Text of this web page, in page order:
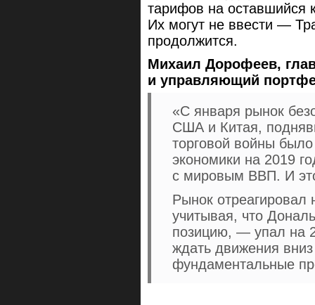
тарифов на оставшийся
Их могут не ввести —
продолжится.
Михаил Дорофеев,
и управляющий
«С января рынок
США и Китая,
торговой войны
экономики на 2019
с мировым ВВП. И
Рынок
учитывая, что
позицию, — упал на
ждать движения
фундаментальные